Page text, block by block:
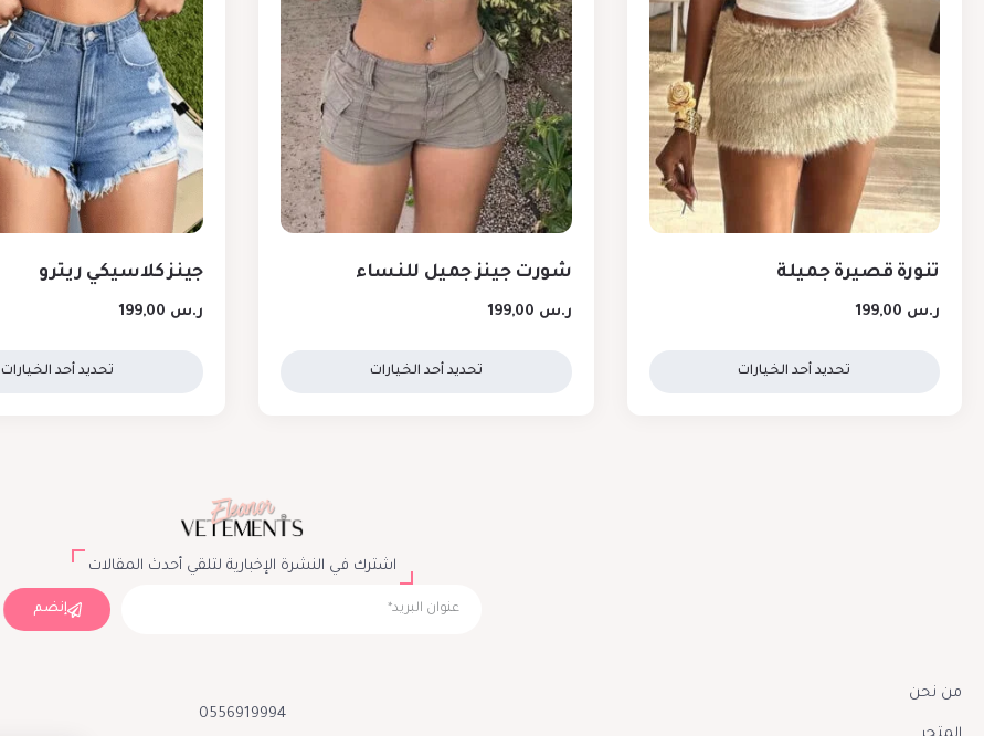
تنورة قصيرة جميلة
ر.س
تحديد أحد الخيارات
شورت جينز جميل للنساء
ر.س
تحديد أحد الخيارات
جينز كلاسيكي ريترو
ر.س
تحديد أحد الخيارات
اشترك في النشرة الإخبارية لتلقي أحدث المقالات
إنضم
من نحن
0556919994